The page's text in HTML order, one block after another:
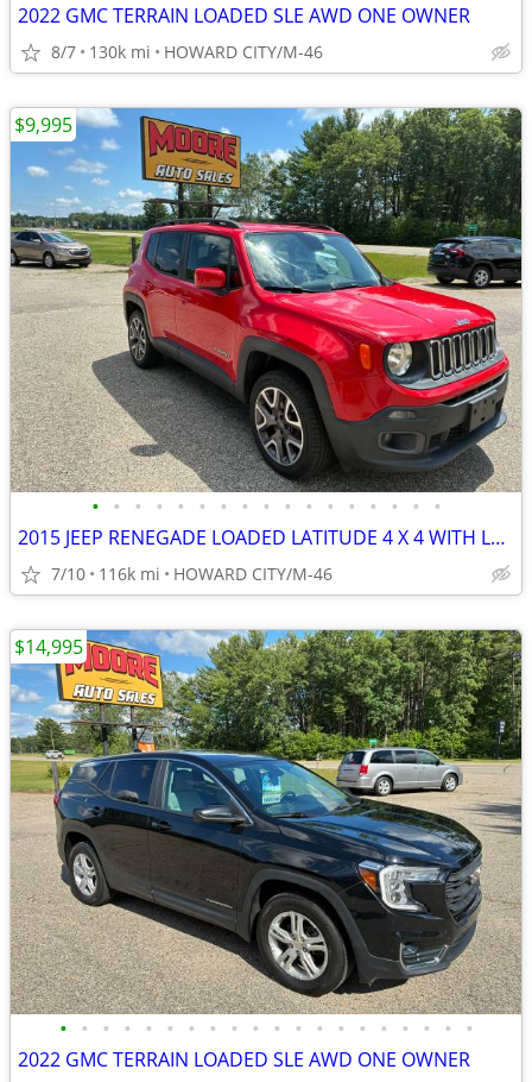
2022 GMC TERRAIN LOADED SLE AWD ONE OWNER
8/7 130k mi HOWARD CITY/M-46
• • • • • • • • • • • • • • • • •
2015 JEEP RENEGADE LOADED LATITUDE 4 X 4 WITH LOW MILES
7/10 116k mi HOWARD CITY/M-46
$9,995
• • • • • • • • • • • • • • • • • • • •
2022 GMC TERRAIN LOADED SLE AWD ONE OWNER
$14,995